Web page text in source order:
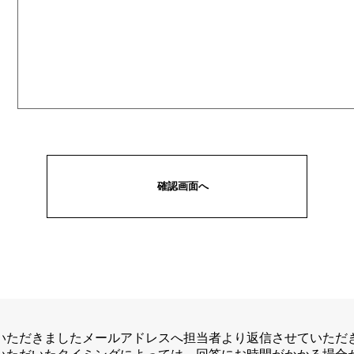
ただきましたメールアドレスへ担当者より返信させていただ